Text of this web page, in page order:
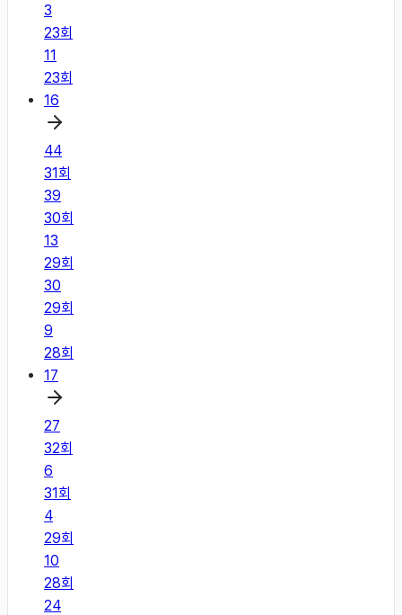
3
23회
11
23회
16
44
31회
39
30회
13
29회
30
29회
9
28회
17
27
32회
6
31회
4
29회
10
28회
24